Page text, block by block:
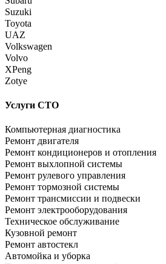
Suzuki
Toyota
UAZ
Volkswagen
Volvo
XPeng
Zotye
Услуги СТО
Компьютерная диагностика
Ремонт двигателя
Ремонт кондиционеров и отопления
Ремонт выхлопной системы
Ремонт рулевого управления
Ремонт тормозной системы
Ремонт трансмиссии и подвески
Ремонт электрооборудования
Техническое обслуживание
Кузовной ремонт
Ремонт автостекл
Автомойка и уборка